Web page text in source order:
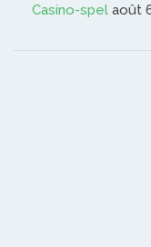
Casino-spel août